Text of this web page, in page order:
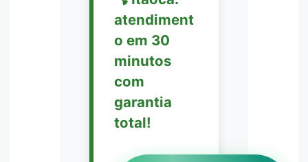
atendiment
o em 30
minutos
com
garantia
total!